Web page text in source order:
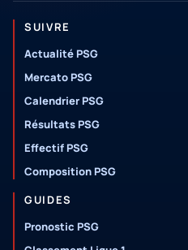
SUIVRE
Actualité PSG
Mercato PSG
Calendrier PSG
Résultats PSG
Effectif PSG
Composition PSG
GUIDES
Pronostic PSG